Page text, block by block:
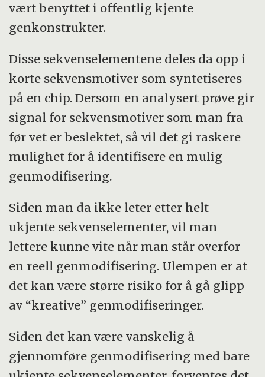
vært benyttet i offentlig kjente
genkonstrukter.
Disse sekvenselementene deles da opp i
korte sekvensmotiver som syntetiseres
på en chip. Dersom en analysert prøve gir
signal for sekvensmotiver som man fra
før vet er beslektet, så vil det gi raskere
mulighet for å identifisere en mulig
genmodifisering.
Siden man da ikke leter etter helt
ukjente sekvenselementer, vil man
lettere kunne vite når man står overfor
en reell genmodifisering. Ulempen er at
det kan være større risiko for å gå glipp
av “kreative” genmodifiseringer.
Siden det kan være vanskelig å
gjennomføre genmodifisering med bare